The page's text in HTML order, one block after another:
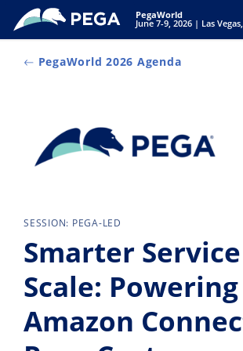
Vai direttamente al contenuto
PegaWorld
June 7-9, 2026 | Las
PegaWorld 2026 Agenda
SESSION: PEGA-LED
Smarter
Scale: Powering
Amazon